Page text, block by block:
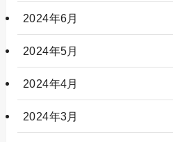
2024年6月
2024年5月
2024年4月
2024年3月